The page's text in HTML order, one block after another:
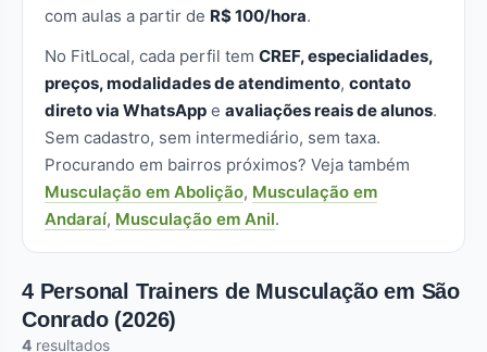
com aulas a partir de R$ 100/hora.
No FitLocal, cada perfil tem CREF, especialidades,
preços, modalidades de atendimento, contato
direto via WhatsApp e avaliações reais de alunos.
Sem cadastro, sem intermediário, sem taxa.
Procurando em bairros próximos? Veja também
Musculação em Abolição, Musculação em
Andaraí, Musculação em Anil.
4 Personal Trainers de Musculação em São
Conrado (2026)
4 resultados